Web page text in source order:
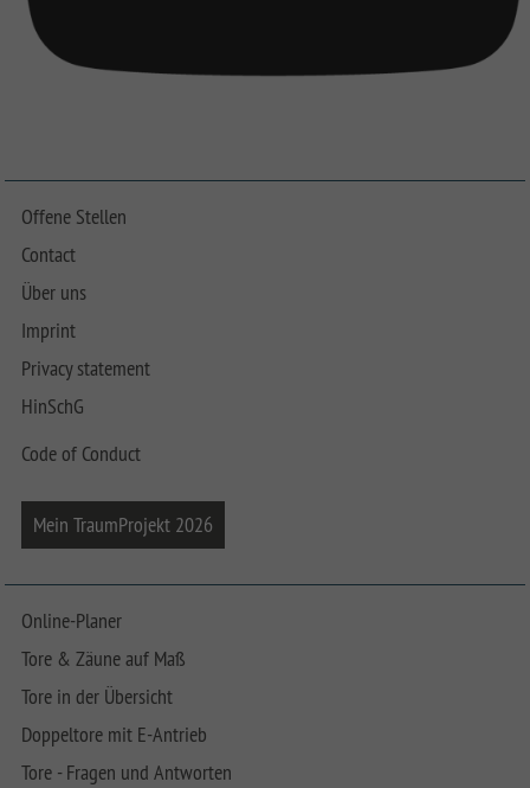
Offene Stellen
Contact
Über uns
Imprint
Privacy statement
HinSchG
Code of Conduct
Mein TraumProjekt 2026
Online-Planer
Tore & Zäune auf Maß
Tore in der Übersicht
Doppeltore mit E-Antrieb
Tore - Fragen und Antworten